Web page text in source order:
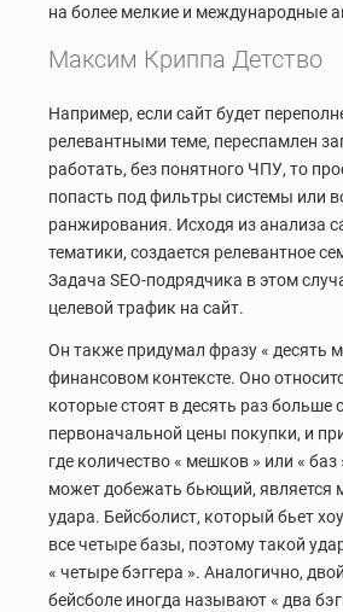
на более мелкие и международные
Максим Криппа Детство
Например, если сайт будет
релевантными теме, переспамлен
работать, без понятного ЧПУ, то
попасть под фильтры системы или
ранжирования. Исходя из анализа
тематики, создается релевантное
Задача SEO-подрядчика в этом
целевой трафик на сайт.
Он также придумал фразу « десять
финансовом контексте. Оно
которые стоят в десять раз больше
первоначальной цены покупки, и
где количество « мешков » или «
может добежать бьющий, является
удара. Бейсболист, который бьет
все четыре базы, поэтому такой
« четыре бэггера ». Аналогично,
бейсболе иногда называют « два